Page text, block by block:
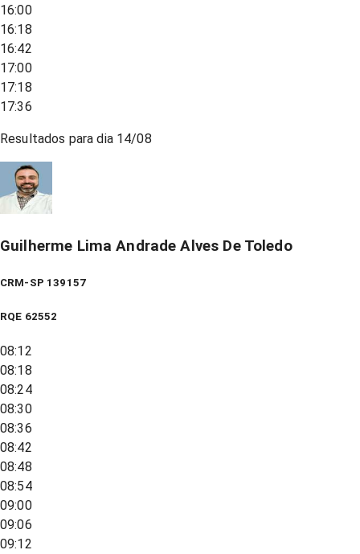
16:00
16:18
16:42
17:00
17:18
17:36
Resultados para dia 14/08
Guilherme Lima Andrade Alves De Toledo
CRM-SP 139157
RQE 62552
08:12
08:18
08:24
08:30
08:36
08:42
08:48
08:54
09:00
09:06
09:12